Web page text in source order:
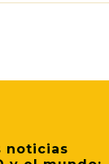
noticias